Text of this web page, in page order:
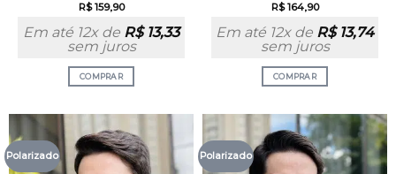
R$159,90
Em até 12x de R$13,33
sem juros
COMPRAR
R$164,90
Em até 12x de R$13,74
sem juros
COMPRAR
Polarizado Polarizado